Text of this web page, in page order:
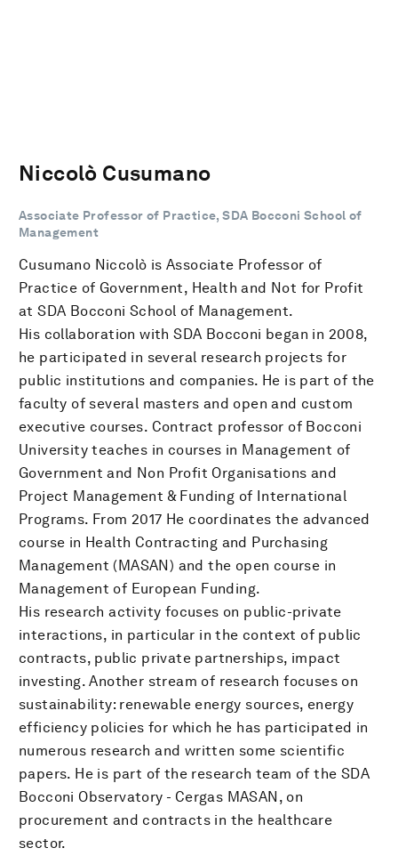
Niccolò Cusumano
Associate Professor of Practice, SDA Bocconi School of
Management
Cusumano Niccolò is Associate Professor of
Practice of Government, Health and Not for Profit
at SDA Bocconi School of Management.
His collaboration with SDA Bocconi began in 2008,
he participated in several research projects for
public institutions and companies. He is part of the
faculty of several masters and open and custom
executive courses. Contract professor of Bocconi
University teaches in courses in Management of
Government and Non Profit Organisations and
Project Management & Funding of International
Programs. From 2017 He coordinates the advanced
course in Health Contracting and Purchasing
Management (MASAN) and the open course in
Management of European Funding.
His research activity focuses on public-private
interactions, in particular in the context of public
contracts, public private partnerships, impact
investing. Another stream of research focuses on
sustainability: renewable energy sources, energy
efficiency policies for which he has participated in
numerous research and written some scientific
papers. He is part of the research team of the SDA
Bocconi Observatory - Cergas MASAN, on
procurement and contracts in the healthcare
sector.